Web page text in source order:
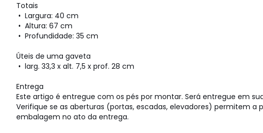
Totais
• Largura: 40 cm
• Altura: 67 cm
• Profundidade: 35 cm
Úteis de uma gaveta
• larg. 33,3 x alt. 7,5 x prof. 28 cm
Entrega
Este artigo é entregue com os pés por montar. Será entregue em
Verifique se as aberturas (portas, escadas, elevadores) permitem a
embalagem no ato da entrega.